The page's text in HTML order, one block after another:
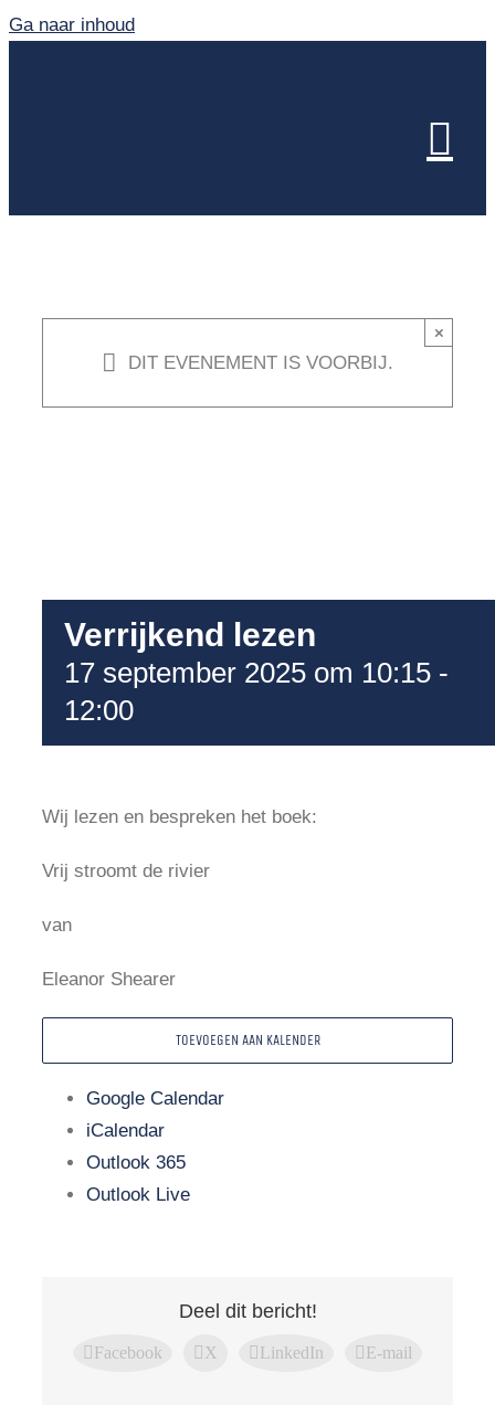
Ga naar inhoud
DIT EVENEMENT IS VOORBIJ.
×
Verrijkend lezen
17 september 2025 om 10:15 -
12:00
Wij lezen en bespreken het boek:
Vrij stroomt de rivier
van
Eleanor Shearer
TOEVOEGEN AAN KALENDER
Google Calendar
iCalendar
Outlook 365
Outlook Live
Deel dit bericht!
Facebook X LinkedIn E-mail